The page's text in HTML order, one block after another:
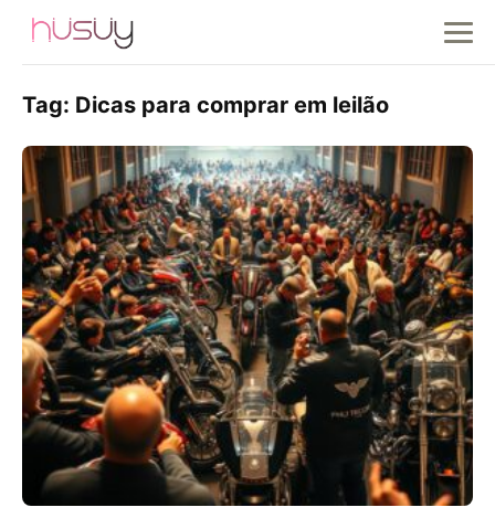
Tag: Dicas para comprar em leilão